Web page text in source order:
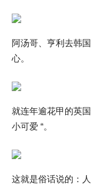
阿汤哥、亨利去韩
心。
就连年逾花甲的英
小可爱 “。
这就是俗话说的：